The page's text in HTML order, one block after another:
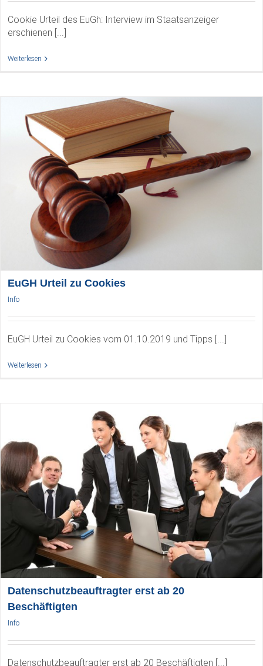
Cookie Urteil des EuGh: Interview im Staatsanzeiger
erschienen [...]
Weiterlesen
EuGH Urteil zu Cookies
Info
EuGH Urteil zu Cookies vom 01.10.2019 und Tipps [...]
Weiterlesen
Datenschutzbeauftragter erst ab 20
Beschäftigten
Info
Datenschutzbeauftragter erst ab 20 Beschäftigten [...]